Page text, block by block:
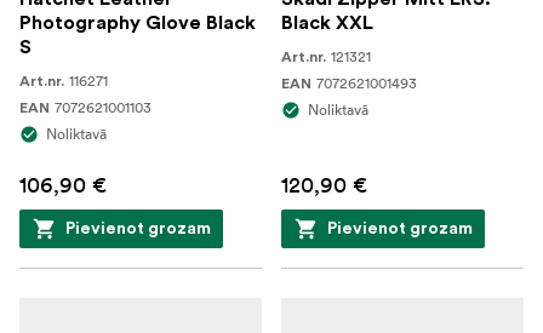
Photography Glove Black
S
Art.nr. 116271
EAN 7072621001103
Noliktavā
106,90 €
Pievienot grozam
Black XXL
Art.nr. 121321
EAN 7072621001493
Noliktavā
120,90 €
Pievienot grozam